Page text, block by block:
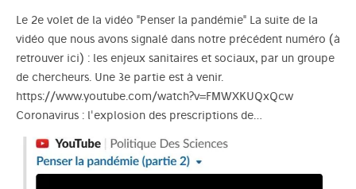
Le 2e volet de la vidéo "Penser la pandémie" La suite de la
vidéo que nous avons signalé dans notre précédent numéro (à
retrouver ici) : les enjeux sanitaires et sociaux, par un groupe
de chercheurs. Une 3e partie est à venir.
https://www.youtube.com/watch?v=FMWXKUQxQcw
Coronavirus : l'explosion des prescriptions de…